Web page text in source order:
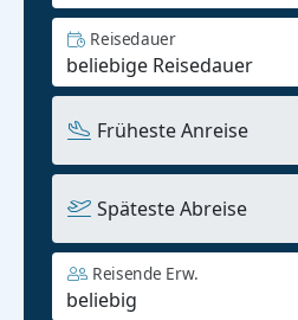
Reisedauer
Früheste Anreise
Späteste Abreise
Reisende Erw.